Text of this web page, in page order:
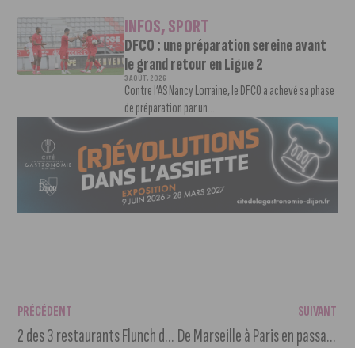
INFOS,SPORT
DFCO : une préparation sereine avant
le grand retour en Ligue 2
3 AOÛT, 2026
Contre l’AS Nancy Lorraine, le DFCO a achevé sa phase
de préparation par un...
PRÉCÉDENT
2 des 3 restaurants Flunch de l’agglomération dijonnaise menacés de fermeture
SUIVANT
De Marseille à Paris en passant par Dijon, des milliers de manifestants pour l’emploi